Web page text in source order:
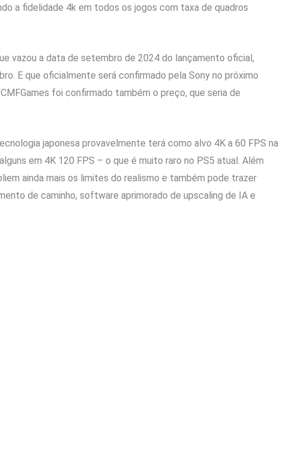
a fidelidade 4k em todos os jogos com taxa de quadros
vazou a data de setembro de 2024 do lançamento oficial,
E que oficialmente será confirmado pela Sony no próximo
foi confirmado também o preço, que seria de
japonesa provavelmente terá como alvo 4K a 60 FPS na
em 4K 120 FPS – o que é muito raro no PS5 atual. Além
ainda mais os limites do realismo e também pode trazer
de caminho, software aprimorado de upscaling de IA e